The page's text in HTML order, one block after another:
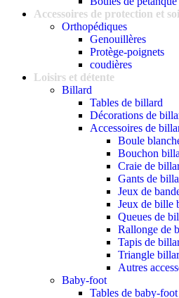
Accessoires de protection et
Orthopédiques
Genouillères
Protège-poignets
coudières
Loisirs et détente
Billard
Tables de billard
Décorations de
Accessoires de
Boule
Bouchon
Craie de
Gants de
Jeux de
Jeux de bille
Queues de
Rallonge de
Tapis de
Triangle
Autres
Baby-foot
Tables de baby-foot